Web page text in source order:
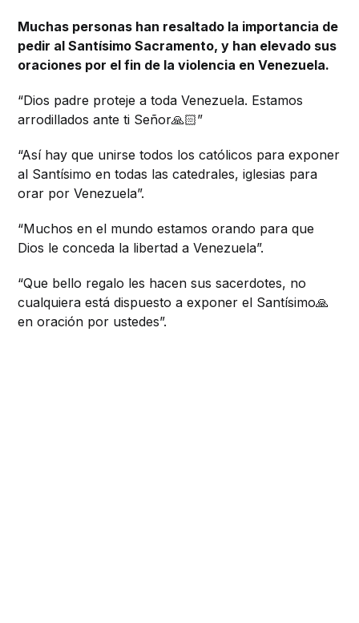
Muchas personas han resaltado la importancia de
pedir al Santísimo Sacramento, y han elevado sus
oraciones por el fin de la violencia en Venezuela.
“Dios padre proteje a toda Venezuela. Estamos
arrodillados ante ti Señor🙏🏻”
“Así hay que unirse todos los católicos para exponer
al Santísimo en todas las catedrales, iglesias para
orar por Venezuela”.
“Muchos en el mundo estamos orando para que
Dios le conceda la libertad a Venezuela”.
“Que bello regalo les hacen sus sacerdotes, no
cualquiera está dispuesto a exponer el Santísimo🙏
en oración por ustedes”.